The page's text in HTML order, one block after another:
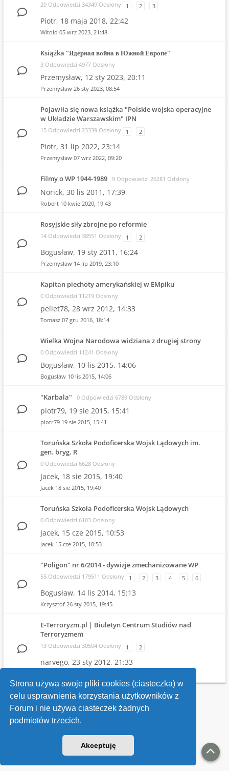
Strona używa swoje pliki cookies (ciasteczka) w
celu usprawnienia korzystania użytkowników z
Forum i nie używa ciasteczek żadnych
podmiotów trzecich.
Akceptuję
20 Odpowiedzi 34349 Odsłony 1 2 3
Piotr, 18 maja 2018, 22:42
Witold 05 wrz 2023, 21:48
Książka "Ядерная война в Южной Европе"
3 Odpowiedzi 4977 Odsłony
Przemysław, 12 sty 2023, 20:11
Przemysław 26 sty 2023, 08:54
Pojawiła się nowa książka "Polskie wojska operacyjne
w Układzie Warszawskim" IPN
15 Odpowiedzi 23339 Odsłony 1 2
Piotr, 31 lip 2022, 23:14
Przemysław 07 wrz 2022, 09:20
Filmy o WP 1944-1989 9 Odpowiedzi 26281 Odsłony
Norick, 30 lis 2011, 17:39
Robert 10 kwie 2020, 19:43
Rosyjskie siły zbrojne po reformie
14 Odpowiedzi 38551 Odsłony 1 2
Bogusław, 19 sty 2011, 16:24
Przemysław 14 lip 2019, 23:10
Kapitan piechoty amerykańskiej w EMpiku
0 Odpowiedzi 11219 Odsłony
pellet78, 28 wrz 2012, 14:33
Tomasz 07 gru 2016, 18:14
Wielka Wojna Narodowa widziana z drugiej strony
0 Odpowiedzi 11241 Odsłony
Bogusław, 10 lis 2015, 14:06
Bogusław 10 lis 2015, 14:06
"Karbala" 0 Odpowiedzi 6789 Odsłony
piotr79, 19 sie 2015, 15:41
piotr79 19 sie 2015, 15:41
Toruńska Szkoła Podoficerska Wojsk Lądowych im.
gen. bryg. R
0 Odpowiedzi 6628 Odsłony
Jacek, 18 sie 2015, 19:40
Jacek 18 sie 2015, 19:40
Toruńska Szkoła Podoficerska Wojsk Lądowych
0 Odpowiedzi 6103 Odsłony
Jacek, 15 cze 2015, 10:53
Jacek 15 cze 2015, 10:53
"Poligon" nr 6/2014 - dywizje zmechanizowane WP
55 Odpowiedzi 179511 Odsłony 1 2 3 4 5 6
Bogusław, 14 lis 2014, 15:13
Krzysztof 26 sty 2015, 19:45
E-Terroryzm.pl | Biuletyn Centrum Studiów nad
Terroryzmem
13 Odpowiedzi 30504 Odsłony 1 2
narvego, 23 sty 2012, 21:33
Wróć do wykazu forów
v118